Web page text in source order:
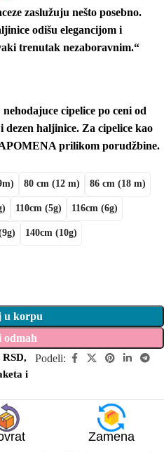
zaslužuju nešto posebno.
odišu elegancijom i
trenutak nezaboravnim.“
cipelice po ceni od
dezen haljinice. Za cipelice kao
prilikom porudžbine.
80 cm (12 m) 86 cm (18 m)
110cm (5g) 116cm (6g)
140cm (10g)
u korpu
odmah
i
Podeli:
Zamena